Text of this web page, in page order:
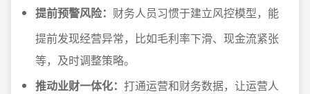
提前预警风险： 财务人员习惯于建立风控模型，能
提前发现经营异常，比如毛利率下滑、现金流紧张
等，及时调整策略。
推动业财一体化： 打通运营和财务数据，让运营人